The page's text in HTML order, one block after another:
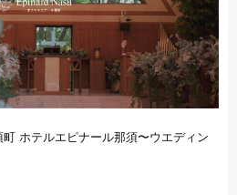
ホテルエピナール那須〜ウエディン